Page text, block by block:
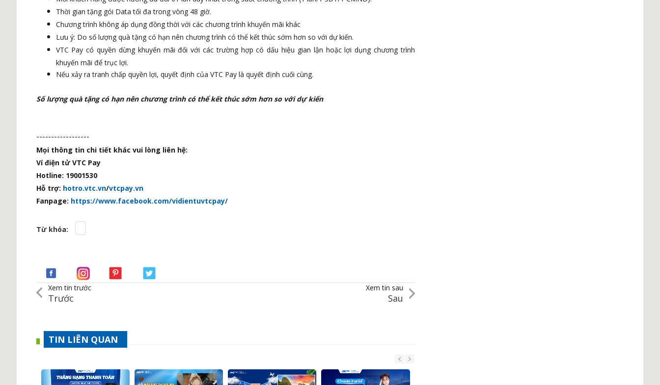
Thời gian tặng gói Data tối đa trong vòng 48 giờ.
Chương trình không áp dụng đồng thời với các chương trình khuyến mãi khác
Lưu ý: Do số lượng quà tặng có hạn nên chương trình có thể kết thúc sớm hơn so với dự kiến.
VTC Pay có quyền dừng khuyến mãi đối với các trường hợp có dấu hiệu gian lận hoặc lợi dụng chương trình
khuyến mãi để trục lợi.
Nếu xảy ra tranh chấp quyền lợi, quyết định của VTC Pay là quyết định cuối cùng.
Số lượng quà tặng có hạn nên chương trình có thể kết thúc sớm hơn so với dự kiến
------------------
Mọi thông tin chi tiết khác vui lòng liên hệ:
Ví điện tử VTC Pay
Hotline: 19001530
Hỗ trợ: hotro.vtc.vn/vtcpay.vn
Fanpage: https://www.facebook.com/vidientuvtcpay/
Từ khóa:
Xem tin trước
Trước
Xem tin sau
Sau
TIN LIÊN QUAN